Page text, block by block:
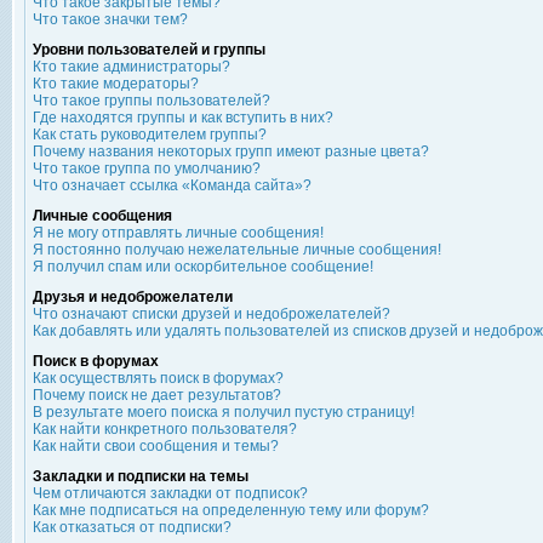
Что такое значки тем?
Уровни пользователей и группы
Кто такие администраторы?
Кто такие модераторы?
Что такое группы пользователей?
Где находятся группы и как вступить в них?
Как стать руководителем группы?
Почему названия некоторых групп имеют разные цвета?
Что такое группа по умолчанию?
Что означает ссылка «Команда сайта»?
Личные сообщения
Я не могу отправлять личные сообщения!
Я постоянно получаю нежелательные личные сообщения!
Я получил спам или оскорбительное сообщение!
Друзья и недоброжелатели
Что означают списки друзей и недоброжелателей?
Как добавлять или удалять пользователей из списков друзей и
Поиск в форумах
Как осуществлять поиск в форумах?
Почему поиск не дает результатов?
В результате моего поиска я получил пустую страницу!
Как найти конкретного пользователя?
Как найти свои сообщения и темы?
Закладки и подписки на темы
Чем отличаются закладки от подписок?
Как мне подписаться на определенную тему или форум?
Как отказаться от подписки?